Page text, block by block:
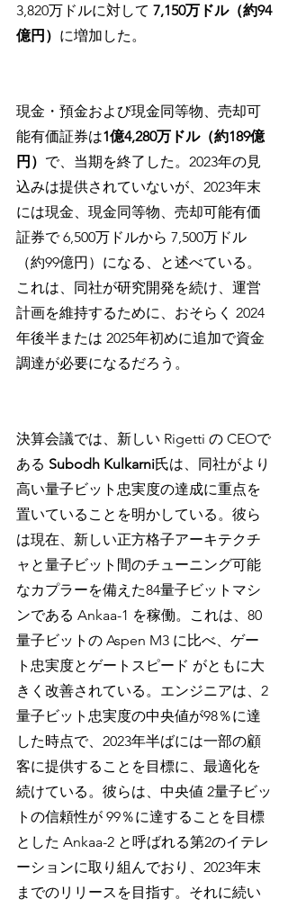
3,820万ドルに対して 7,150万ドル（約94
億円） に増加した。
現金・預金および現金同等物、売却可
能有価証券は1億4,280万ドル（約189億
円） で、当期を終了した。2023年の見
込みは提供されていないが、2023年末
には現金、現金同等物、売却可能有価
証券で 6,500万ドルから 7,500万ドル
（約99億円）になる、と述べている。
これは、同社が研究開発を続け、運営
計画を維持するために、おそらく 2024
年後半または 2025年初めに追加で資金
調達が必要になるだろう。
決算会議では、新しい Rigetti の CEOで
ある Subodh Kulkarni氏は、同社がより
高い量子ビット忠実度の達成に重点を
置いていることを明かしている。彼ら
は現在、新しい正方格子アーキテクチ
ャと量子ビット間のチューニング可能
なカプラーを備えた84量子ビットマシ
ンである Ankaa-1 を稼働。これは、80
量子ビットの Aspen M3 に比べ、ゲー
ト忠実度とゲートスピード がともに大
きく改善されている。エンジニアは、2
量子ビット忠実度の中央値が98％に達
した時点で、2023年半ばには一部の顧
客に提供することを目標に、最適化を
続けている。彼らは、中央値 2量子ビッ
トの信頼性が 99％に達することを目標
とした Ankaa-2 と呼ばれる第2のイテレ
ーションに取り組んでおり、2023年末
までのリリースを目指す。それに続い